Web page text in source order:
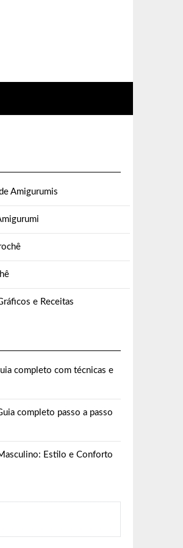
Amigurumis
e Receitas
completo com técnicas e
completo passo a passo
Estilo e Conforto